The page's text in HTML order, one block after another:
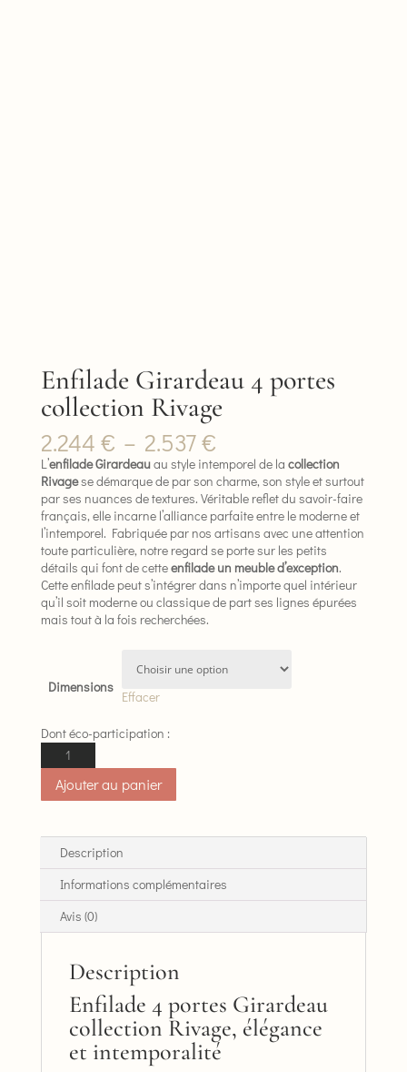
Enfilade Girardeau 4 portes
collection Rivage
2.244 € – 2.537€Plage
de
prix :
2.244 €
à
2.537 €
L’enfilade Girardeauau style intemporel de la collection
Rivagese démarque de par son charme, son style et surtout
par ses nuances de textures. Véritable reflet du savoir-faire
français, elle incarne l’alliance parfaite entre le moderne et
l’intemporel. Fabriquée par nos artisans avec une attention
toute particulière, notre regard se porte sur les petits
détails qui font de cetteenfilade un meuble d’exception.
Cette enfilade peut s’intégrer dans n’importe quel intérieur
qu’il soit moderne ou classique de part ses lignes épurées
mais tout à la fois recherchées.
Dimensions
Effacer
Dont éco-participation :
quantité
de
Enfilade
portes
collection
Rivage
Ajouter au panier
Description
Informations complémentaires
Avis (0)
Description
Enfilade 4 portes Girardeau
collection Rivage, élégance
et intemporalité